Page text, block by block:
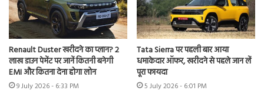
Renault Duster खरीदने का प्लान? 2
लाख डाउन पेमेंट पर जानें कितनी बनेगी
EMI और कितना देना होगा लोन
9 July 2026 - 6:33 PM
Tata Sierra पर पहली बार आया
धमाकेदार ऑफर, खरीदने से पहले जान लें
पूरा फायदा
5 July 2026 - 6:01 PM